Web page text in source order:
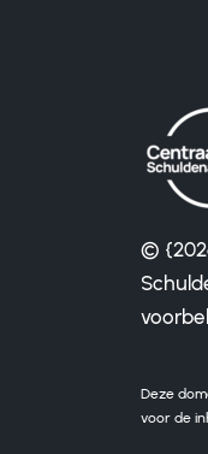
©
Deze
voor de